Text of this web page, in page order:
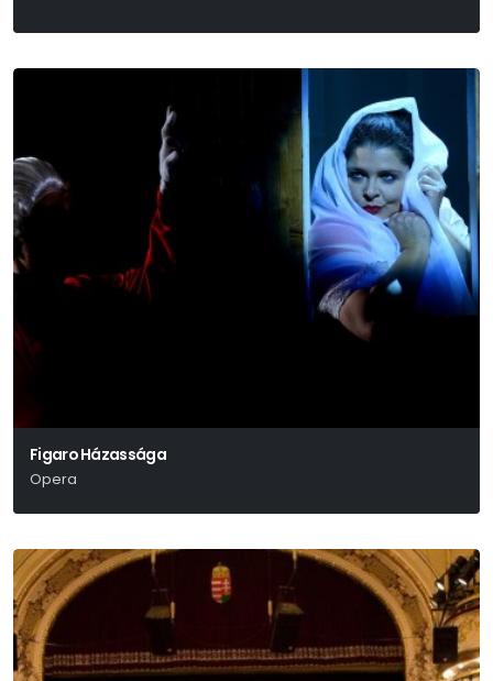
Figaro Házassága
Opera